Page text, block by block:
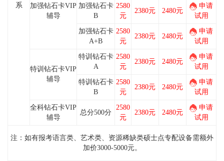
系
加强钻石卡VIP
辅导
加强钻石卡
B
2580
元
2380元 2480元
申请
试用
加强钻石卡
A+B
2580
元
2380元 2480元
申请
试用
特训钻石卡VIP
辅导
特训钻石卡
A
2580
元
2380元 2480元
申请
试用
特训钻石卡
B
2580
元
2380元 2480元
申请
试用
全科钻石卡VIP
辅导
总分500分
2580
元
2380元 2480元
申请
试用
注： 如有报考语言类、艺术类、资源稀缺类硕士点专配设备需额外
加价3000-5000元。